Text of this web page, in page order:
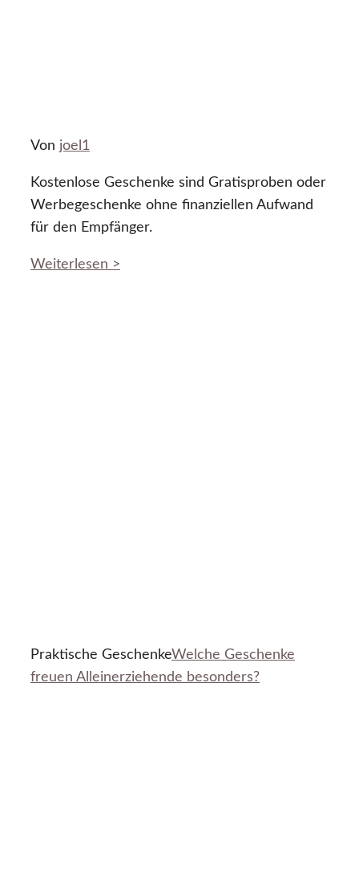
Von joel1
Kostenlose Geschenke sind Gratisproben oder
Werbegeschenke ohne finanziellen Aufwand
für den Empfänger.
Weiterlesen >
Praktische GeschenkeWelche Geschenke
freuen Alleinerziehende besonders?